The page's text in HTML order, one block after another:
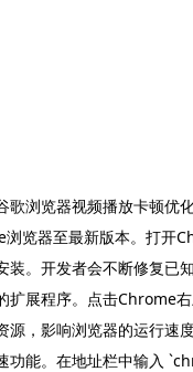
歌浏览器视频播放卡顿优
览器至最新版本。打开
装。开发者会不断修复已
扩展程序。点击Chrome
源，影响浏览器的运行速度
功能。在地址栏中输入